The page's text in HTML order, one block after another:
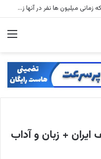
شهرهای متروکه جهان: ۱۵ شهر ارواح که زمانی میلیون ها نفر در آنها زندگی می کردند
+ زبان و آداب